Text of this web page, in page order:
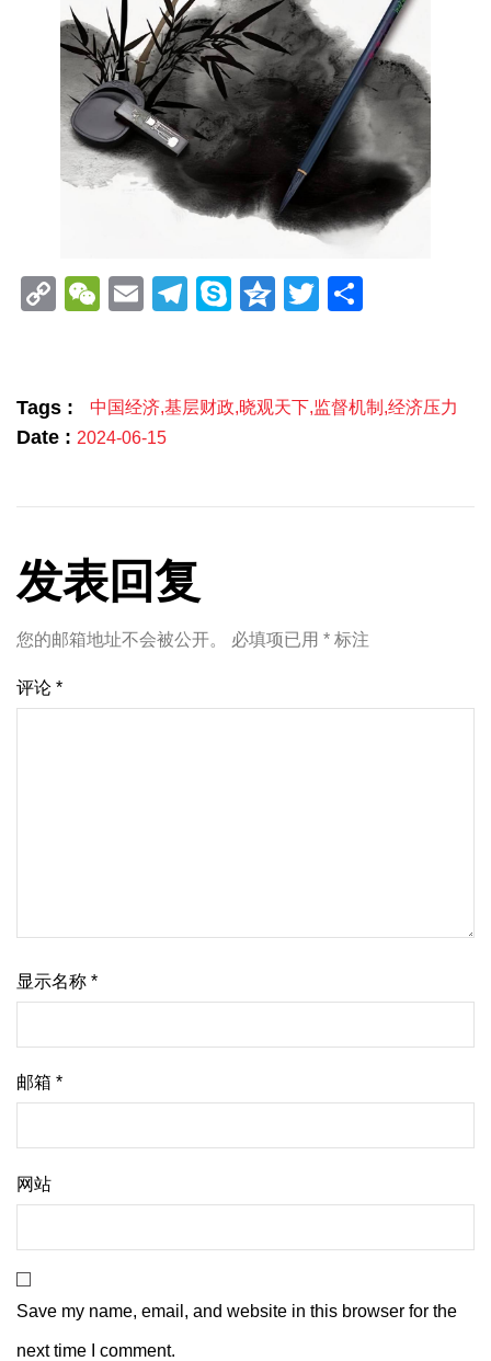
CopyWeChat
EmailTelegram
SkypeQzoneTwitter
Tags : 中国经济,基层财政,晓观天下,监督机制 ,经济压力
Date : 2024-06-15
发表回复
您的邮箱地址不会被公开。 必填项已用 * 标注
评论 *
显示名称 *
邮箱 *
网站
Save my name, email, and website in this browser for the
next time I comment.